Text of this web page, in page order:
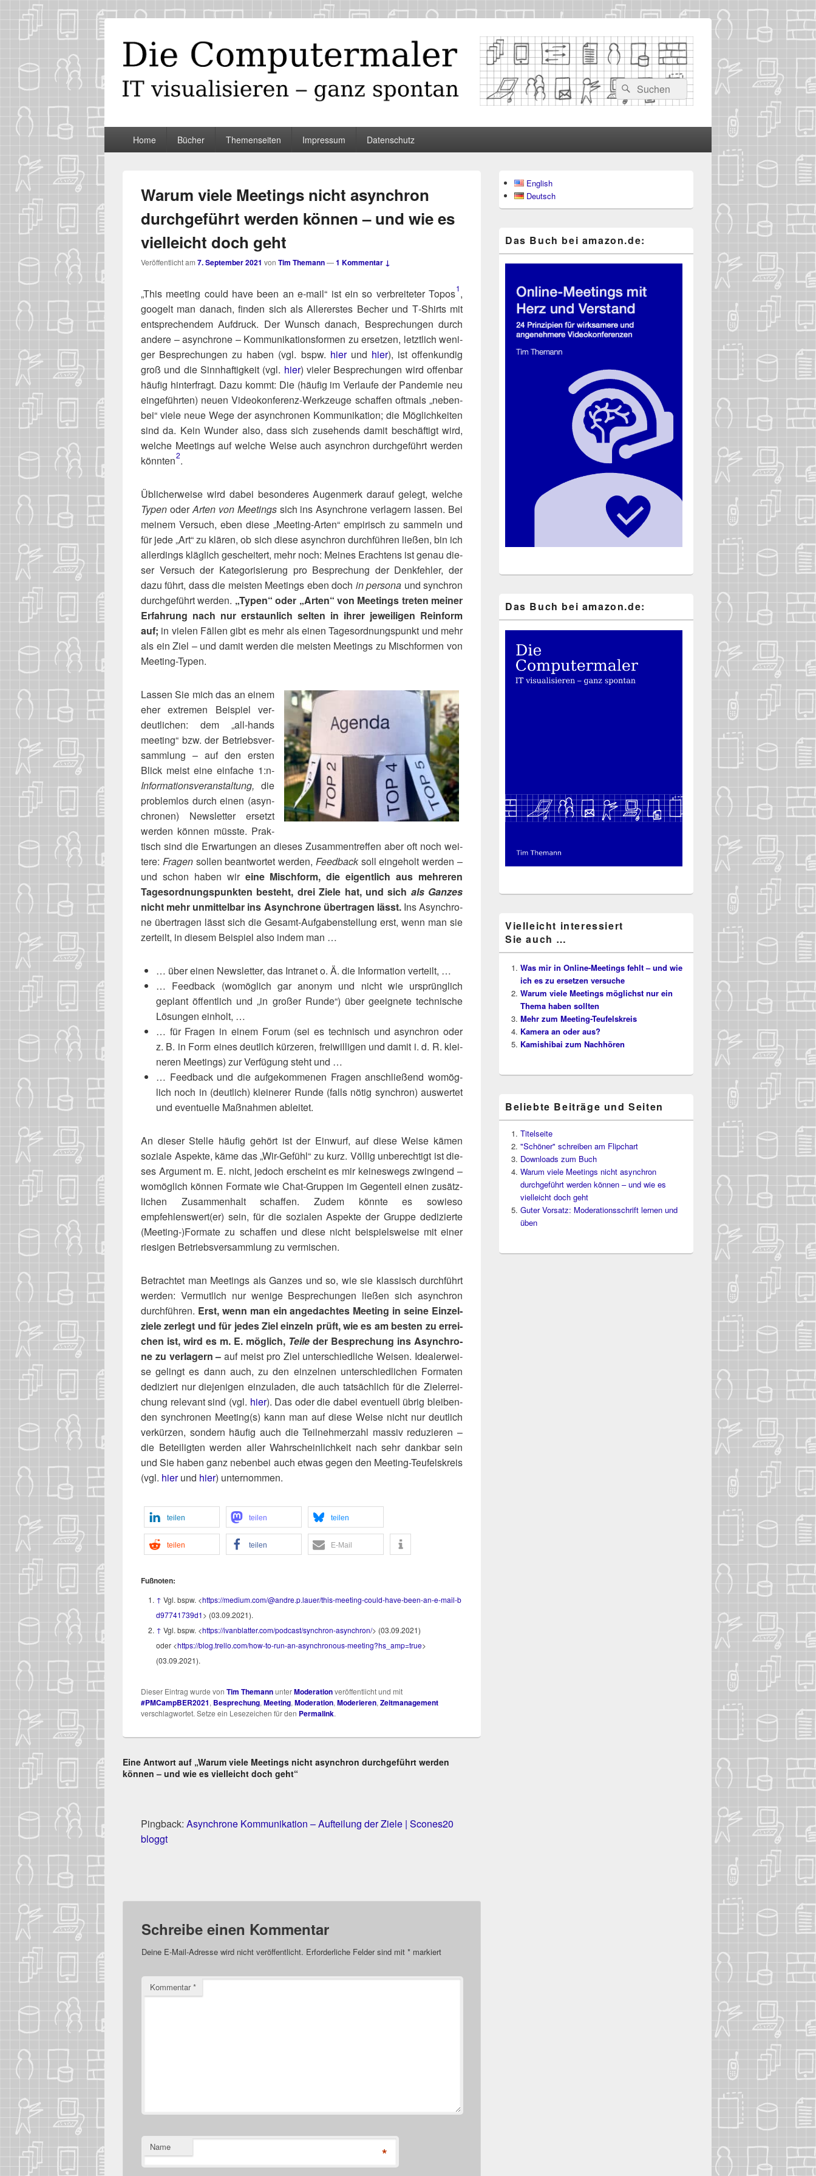
Die Computermaler
Suchen
nach:
Suchen
PrimäresHome Bücher Themenseiten Impressum Datenschutz
Warum viele Meetings nicht asynchron
durchgeführt werden können – und wie es
vielleicht doch geht
Veröffentlicht am 7. September 2021 von Tim Themann—1 Kommentar ↓
„This mee­ting could have been an e‑mail“ ist ein so ver­brei­te­ter Topos​1,
goo­gelt man danach, fin­den sich als Aller­ers­tes Becher und T‑Shirts mit
ent­spre­chen­dem Auf­druck. Der Wunsch danach, Bespre­chun­gen durch
ande­re – asyn­chro­ne – Kom­mu­ni­ka­ti­ons­for­men zu erset­zen, letzt­lich weni­
ger Bespre­chun­gen zu haben (vgl. bspw. hierund hier), ist offen­kun­dig
groß und die Sinn­haf­tig­keit (vgl. hier) vie­ler Bespre­chun­gen wird offen­bar
häu­fig hin­ter­fragt. Dazu kommt: Die (häu­fig im Ver­lau­fe der Pan­de­mie neu
ein­ge­führ­ten) neu­en Video­kon­fe­renz-Werk­zeu­ge schaf­fen oft­mals „neben­
bei“ vie­le neue Wege der asyn­chro­nen Kom­mu­ni­ka­ti­on; die Mög­lich­kei­ten
sind da. Kein Wun­der also, dass sich zuse­hends damit beschäf­tigt wird,
wel­che Mee­tings auf wel­che Wei­se auch asyn­chron durch­ge­führt wer­den
könnten​2.
Übli­cher­wei­se wird dabei beson­de­res Augen­merk dar­auf gelegt, wel­che
Typen oderArten von Mee­tingssich ins Asyn­chro­ne ver­la­gern las­sen. Bei
mei­nem Ver­such, eben die­se „Mee­ting-Arten“ empi­risch zu sam­meln und
für jede „Art“ zu klä­ren, ob sich die­se asyn­chron durch­füh­ren lie­ßen, bin ich
aller­dings kläg­lich geschei­tert, mehr noch: Mei­nes Erach­tens ist genau die­
ser Ver­such der Kate­go­ri­sie­rung pro Bespre­chung der Denk­feh­ler, der
dazu führt, dass die meis­ten Mee­tings eben doch in per­so­na und syn­chron
durch­ge­führt wer­den. „Typen“ oder „Arten“ von Mee­tings tre­ten mei­ner
Erfah­rung nach nur erstaun­lich sel­ten in ihrer jewei­li­gen Rein­form
auf; in vie­len Fäl­len gibt es mehr als einen Tages­ord­nungs­punkt und mehr
als ein Ziel – und damit wer­den die meis­ten Mee­tings zu Misch­for­men von
Meeting-Typen.
Las­sen Sie mich das an einem
eher extre­men Bei­spiel ver­
deut­li­chen: dem „all-hands
mee­ting“ bzw. der Betriebs­ver­
samm­lung – auf den ers­ten
Blick meist eine ein­fa­che 1:n-
Infor­ma­ti­ons­ver­an­stal­tung, die
pro­blem­los durch einen (asyn­
chro­nen) News­let­ter ersetzt
wer­den kön­nen müss­te. Prak­
tisch sind die Erwar­tun­gen an die­ses Zusam­men­tref­fen aber oft noch wei­
te­re: Fra­gensol­len beant­wor­tet wer­den, Feed­backsoll ein­ge­holt wer­den –
und schon haben wir eine Misch­form, die eigent­lich aus meh­re­ren
Tages­ord­nungs­punk­ten besteht, drei Zie­le hat, und sich als Gan­zes
nicht mehr unmit­tel­bar ins Asyn­chro­ne über­tra­gen lässt.Ins Asyn­chro­
ne über­tra­gen lässt sich die Gesamt-Auf­ga­ben­stel­lung erst, wenn man sie
zer­teilt, in die­sem Bei­spiel also indem man …
… über einen News­let­ter, das Intra­net o. Ä. die Infor­ma­ti­on verteilt, …
… Feed­back (womög­lich gar anonym und nicht wie ursprüng­lich
geplant öffent­lich und „in gro­ßer Run­de“) über geeig­ne­te tech­ni­sche
Lösun­gen einholt, …
… für Fra­gen in einem Forum (sei es tech­nisch und asyn­chron oder
z. B. in Form eines deut­lich kür­ze­ren, frei­wil­li­gen und damit i. d. R. klei­
ne­ren Mee­tings) zur Ver­fü­gung steht und …
… Feed­back und die auf­ge­kom­me­nen Fra­gen anschlie­ßend womög­
lich noch in (deut­lich) klei­ne­rer Run­de (falls nötig syn­chron) aus­wer­tet
und even­tu­el­le Maß­nah­men ableitet.
An die­ser Stel­le häu­fig gehört ist der Ein­wurf, auf die­se Wei­se kämen
sozia­le Aspek­te, käme das „Wir-Gefühl“ zu kurz. Völ­lig unbe­rech­tigt ist die­
ses Argu­ment m. E. nicht, jedoch erscheint es mir kei­nes­wegs zwin­gend –
womög­lich kön­nen For­ma­te wie Chat-Grup­pen im Gegen­teil einen zusätz­
li­chen Zusam­men­halt schaf­fen. Zudem könn­te es sowie­so
empfehlenswert(er) sein, für die sozia­len Aspek­te der Grup­pe dedi­zier­te
(Meeting‑)​Formate zu schaf­fen und die­se nicht bei­spiels­wei­se mit einer
rie­si­gen Betriebs­ver­samm­lung zu vermischen.
Betrach­tet man Mee­tings als Gan­zes und so, wie sie klas­sisch durch­führt
wer­den: Ver­mut­lich nur weni­ge Bespre­chun­gen lie­ßen sich asyn­chron
durch­füh­ren. Erst, wenn man ein ange­dach­tes Mee­ting in sei­ne Ein­zel­
zie­le zer­legt und für jedes Ziel ein­zeln prüft, wie es am bes­ten zu errei­
chen ist, wird es m. E. mög­lich, Tei­le der Bespre­chung ins Asyn­chro­
ne zu ver­la­gern –auf meist pro Ziel unter­schied­li­che Wei­sen. Idea­ler­wei­
se gelingt es dann auch, zu den ein­zel­nen unter­schied­li­chen For­ma­ten
dedi­ziert nur die­je­ni­gen ein­zu­la­den, die auch tat­säch­lich für die Ziel­er­rei­
chung rele­vant sind (vgl. hier). Das oder die dabei even­tu­ell übrig blei­ben­
den syn­chro­nen Meeting(s) kann man auf die­se Wei­se nicht nur deut­lich
ver­kür­zen, son­dern häu­fig auch die Teil­neh­mer­zahl mas­siv redu­zie­ren –
die Betei­lig­ten wer­den aller Wahr­schein­lich­keit nach sehr dank­bar sein
und Sie haben ganz neben­bei auch etwas gegen den Mee­ting-Teu­fels­kreis
(vgl. hierund hier) unter­nom­men.
tei­len tei­len tei­len
tei­len tei­len E‑Mail
Fuß­no­ten:
↑ Vgl. bspw. <https://​medi​um​.com/​@​a​n​d​r​e​.​p​.​l​a​u​e​r​/​t​h​i​s​-​m​e​e​t​i​n​g​-​c​o​u​l​d​-​h​a​v​e​-​b​e​e​n​-​a​n​-​e​-​m​a​i​l​-​b​
d​97741739d1> (03.09.2021).
↑ Vgl. bspw. <https://​ivan​blat​ter​.com/​p​o​d​c​a​s​t​/​s​y​n​c​h​r​o​n​-​asynchron/> (03.09.2021)
oder <https://​blog​.trel​lo​.com/​h​o​w​-​t​o​-​r​u​n​-​a​n​-​a​s​y​n​c​h​r​o​n​o​u​s​-​m​e​e​t​i​n​g​?​h​s_amp=true>
(03.09.2021).
Dieser Eintrag wurde von Tim ThemannunterModerationveröffentlicht und mit
#PMCampBER2021, Besprechung, Meeting, Moderation, Moderieren, Zeitmanagement
verschlagwortet. Setze ein Lesezeichen für den Permalink.
Eine Antwort auf „Warum viele Meetings nicht asynchron durchgeführt werden
können – und wie es vielleicht doch geht“
Pingback: Asynchrone Kommunikation – Aufteilung der Ziele | Scones20
bloggt
Schreibe einen Kommentar
Deine E-Mail-Adresse wird nicht veröffentlicht. Erforderliche Felder sind mit * markiert
Kommentar*
Name *
Seitenleisten-
Widgetbereich
English
Deutsch
Das Buch bei ama​zon​.de:
Das Buch bei ama​zon​.de:
Vielleicht interessiert
Sie auch …
Was mir in Online-Meetings fehlt – und wie
ich es zu ersetzen versuche
Warum viele Meetings möglichst nur ein
Thema haben sollten
Mehr zum Meeting-Teufelskreis
Kamera an oder aus?
Kamishibai zum Nachhören
Beliebte Beiträge und Seiten
Titelseite
"Schöner" schreiben am Flipchart
Downloads zum Buch
Warum viele Meetings nicht asynchron
durchgeführt werden können – und wie es
vielleicht doch geht
Guter Vorsatz: Moderationsschrift lernen und
üben